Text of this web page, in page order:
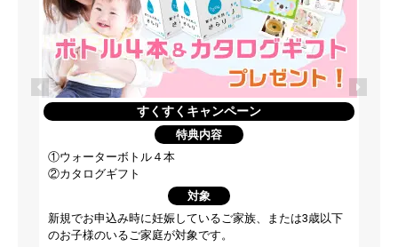
すくすくキャンペーン
特典内容
①ウォーターボトル４本
②カタログギフト
対象
新規でお申込み時に妊娠しているご家族、または3歳以下
のお子様のいるご家庭が対象です。